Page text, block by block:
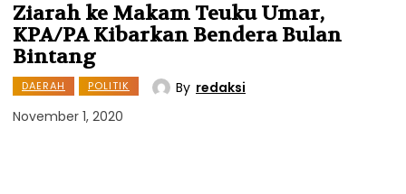
Ziarah ke Makam Teuku Umar,
KPA/PA Kibarkan Bendera Bulan
Bintang
DAERAH POLITIK By redaksi
November 1, 2020